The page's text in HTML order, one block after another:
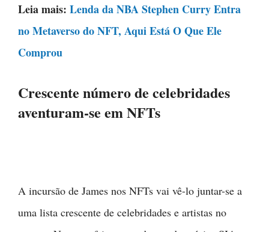
Leia mais: Lenda da NBA Stephen Curry Entra
no Metaverso do NFT, Aqui Está O Que Ele
Comprou
Crescente número de celebridades
aventuram-se em NFTs
A incursão de James nos NFTs vai vê-lo juntar-se a
uma lista crescente de celebridades e artistas no